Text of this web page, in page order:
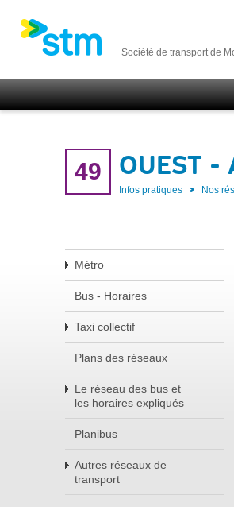
Société de transport de
49 OUEST
Infos pratiques Nos
Métro
Bus - Horaires
Taxi collectif
Plans des réseaux
Le réseau des bus et
les horaires expliqués
Planibus
Autres réseaux de
transport